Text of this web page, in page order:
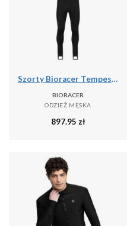
Szorty Bioracer Tempest Protect Pixel
BIORACER
ODZIEŻ MĘSKA
897.95 zł